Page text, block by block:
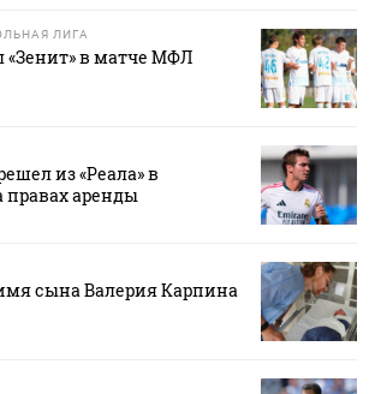
ЛИГА
«Зенит» в матче МФЛ
из «Реала» в
правах аренды
сына Валерия Карпина